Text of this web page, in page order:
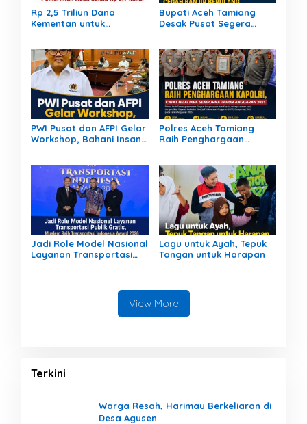
Rp 2,5 Triliun Dana
Kementan untuk
Bupati Aceh Tamiang
Desak Pusat Segera
PWI Pusat dan AFPI Gelar
Workshop, Bahani Insan
Polres Aceh Tamiang
Raih Penghargaan
Anggaran 2025
Jadi Role Model Nasional
Layanan Transportasi
Lagu untuk Ayah, Tepuk
Tangan untuk Harapan
View More
Terkini
Warga Resah, Harimau Berkeliaran di
Desa Agusen